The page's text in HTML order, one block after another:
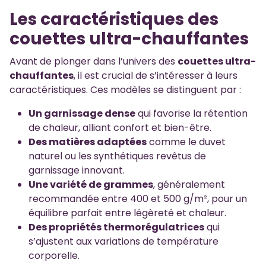
Les caractéristiques des
couettes ultra-chauffantes
Avant de plonger dans l’univers des couettes ultra-
chauffantes, il est crucial de s’intéresser à leurs
caractéristiques. Ces modèles se distinguent par :
Un garnissage densequi favorise la rétention
de chaleur, alliant confort et bien-être.
Des matières adaptéescomme le duvet
naturel ou les synthétiques revêtus de
garnissage innovant.
Une variété de grammes, généralement
recommandée entre 400 et 500 g/m², pour un
équilibre parfait entre légèreté et chaleur.
Des propriétés thermorégulatricesqui
s’ajustent aux variations de température
corporelle.